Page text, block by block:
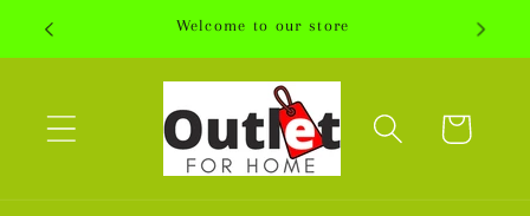
zum
Inhalt
Welcome to our store
Warenkorb